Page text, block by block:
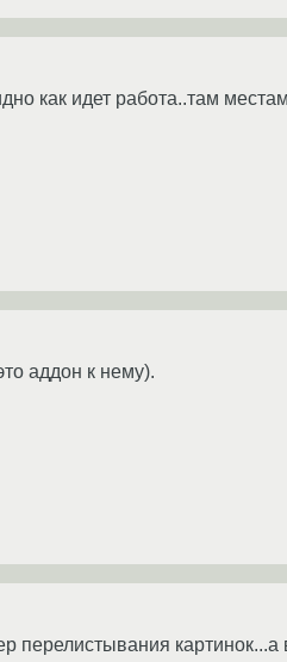
как идет работа..там
аддон к нему).
перелистывания картинок...а